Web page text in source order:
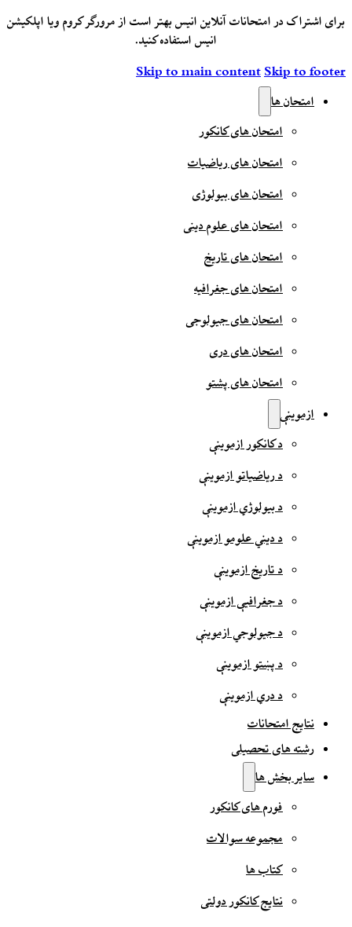
برای اشتراک در امتحانات آنلاین انیس بهتر است از مرورگر کروم ویا اپلکیشن
انیس استفاده کنید.
Skip to main contentSkip to footer
امتحان ها
امتحان های کانکور
امتحان های ریاضیات
امتحان های بیولوژی
امتحان های علوم دینی
امتحان های تاریخ
امتحان های جغرافیه
امتحان های جیولوجی
امتحان های دری
امتحان های پشتو
ازموینې
د کانکور ازموینې
د ریاضیاتو ازموینې
د بیولوژي ازموینې
د دیني علومو ازموینې
د تاریخ ازموینې
د جغرافیې ازموینې
د جیولوجي ازموینې
د پښتو ازموینې
د دري ازموینې
نتایج امتحانات
رشته های تحصیلی
سایر بخش ها
فورم های کانکور
مجموعه سوالات
کتاب ها
نتایج کانکور دولتی